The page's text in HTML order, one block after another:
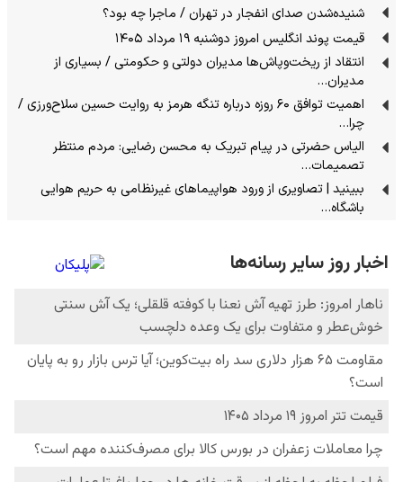
شنیده‌شدن صدای انفجار در تهران / ماجرا چه بود؟
قیمت پوند انگلیس امروز دوشنبه ۱۹ مرداد ۱۴۰۵
انتقاد از ریخت‌وپاش‌ها مدیران دولتی و حکومتی / بسیاری از
مدیران…
اهمیت توافق ۶۰ روزه درباره تنگه هرمز به روایت حسین سلاح‌ورزی /
چرا…
الیاس حضرتی در پیام تبریک به محسن رضایی: مردم منتظر
تصمیمات…
ببینید | تصاویری از ورود هواپیماهای غیرنظامی به حریم هوایی
باشگاه…